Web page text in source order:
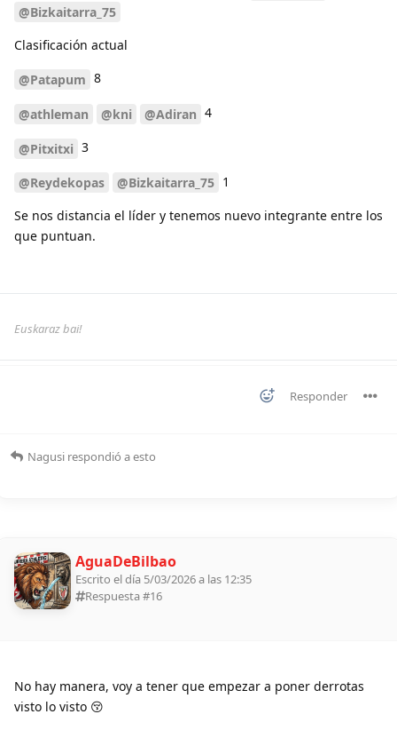
@Bizkaitarra_75
Clasificación actual
@Patapum 8
@athleman @kni @Adiran 4
@Pitxitxi 3
@Reydekopas @Bizkaitarra_75 1
Se nos distancia el líder y tenemos nuevo integrante entre los
que puntuan.
Euskaraz bai!
Responder
Nagusi respondió a esto
AguaDeBilbao
Escrito el día 5/03/2026 a las 12:35
Respuesta #16
No hay manera, voy a tener que empezar a poner derrotas
visto lo visto 😚